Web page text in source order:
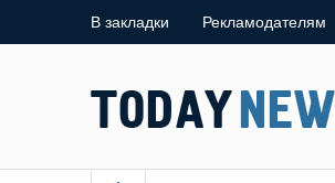
В закладки Рекламодателям